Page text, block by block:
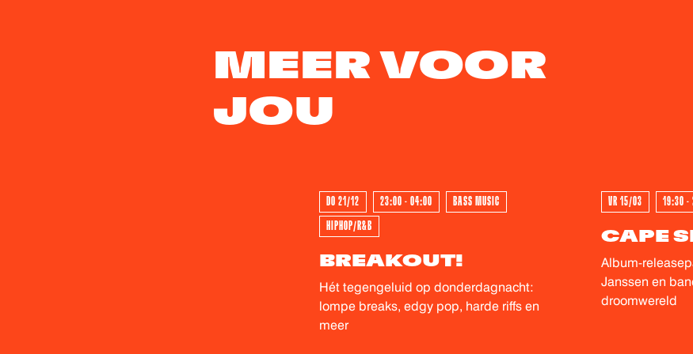
MEER VOOR
JOU
GEWEEST - GEWEEST - GEWEEST
DO 21/12 23:00 - 04:00
BASS MUSIC
HIPHOP/R&B
BREAKOUT!
Hét tegengeluid op donderdagnacht:
lompe breaks, edgy pop, harde riffs en
meer
VR 15/03 19:30 -
CAPE
Album-
Janssen en
droomwereld